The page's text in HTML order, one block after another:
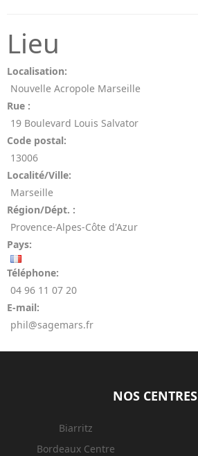
Lieu
Localisation:
Nouvelle Acropole Marseille
Rue :
19 Boulevard Louis Salvator
Code postal:
13006
Localité/Ville:
Marseille
Région/Dépt. :
Provence-Alpes-Côte d'Azur
Pays:
Téléphone:
04 96 11 07 20
E-mail:
phil@sagemars.fr
NOS CENTRES
Biarritz
Bordeaux Centre